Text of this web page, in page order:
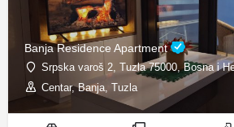
Banja Residence Apartment
Srpska varoš 2, Tuzla 75000, Bosna i
Centar, Banja, Tuzla